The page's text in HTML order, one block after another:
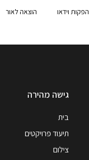
הפקות וידאו הוצאה לאור
גישה מהירה
בית
תיעוד פרויקטים
צילום